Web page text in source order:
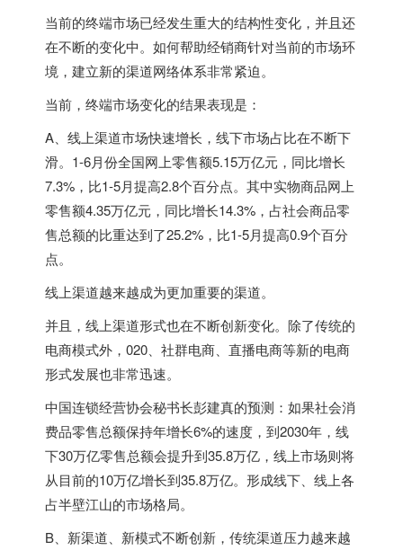
当前的终端市场已经发生重大的结构性变化，并且还
在不断的变化中。如何帮助经销商针对当前的市场环
境，建立新的渠道网络体系非常紧迫。
当前，终端市场变化的结果表现是：
A、线上渠道市场快速增长，线下市场占比在不断下
滑。1-6月份全国网上零售额5.15万亿元，同比增长
7.3%，比1-5月提高2.8个百分点。其中实物商品网上
零售额4.35万亿元，同比增长14.3%，占社会商品零
售总额的比重达到了25.2%，比1-5月提高0.9个百分
点。
线上渠道越来越成为更加重要的渠道。
并且，线上渠道形式也在不断创新变化。除了传统的
电商模式外，020、社群电商、直播电商等新的电商
形式发展也非常迅速。
中国连锁经营协会秘书长彭建真的预测：如果社会消
费品零售总额保持年增长6%的速度，到2030年，线
下30万亿零售总额会提升到35.8万亿，线上市场则将
从目前的10万亿增长到35.8万亿。形成线下、线上各
占半壁江山的市场格局。
B、新渠道、新模式不断创新，传统渠道压力越来越